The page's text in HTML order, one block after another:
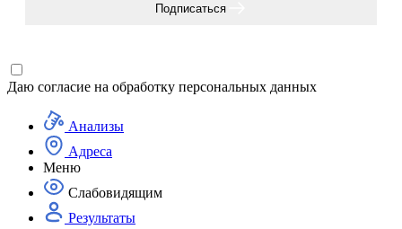
Подписаться
Даю согласие на обработку персональных данных
Анализы
Адреса
Меню
Слабовидящим
Результаты